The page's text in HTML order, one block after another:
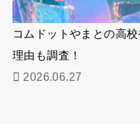
コムドットやまとの高
理由も調査！
2026.06.27